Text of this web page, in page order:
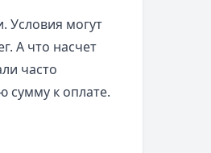
Условия могут
А что насчет
часто
сумму к оплате.